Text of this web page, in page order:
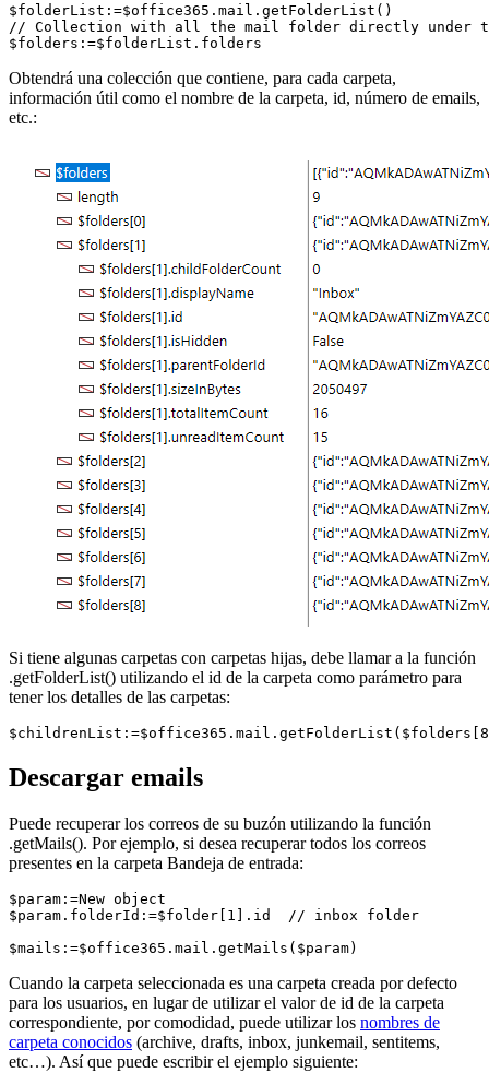
$folderList:=$office365.mail.getFolderList()
// Collection with all the mail folder directly under
$folders:=$folderList.folders
Obtendrá una colección que contiene, para cada carpeta,
información útil como el nombre de la carpeta, id, número de emails,
etc.:
Si tiene algunas carpetas con carpetas hijas, debe llamar a la función
.getFolderList() utilizando el id de la carpeta como parámetro para
tener los detalles de las carpetas:
Descargar emails
Puede recuperar los correos de su buzón utilizando la función
.getMails(). Por ejemplo, si desea recuperar todos los correos
presentes en la carpeta Bandeja de entrada:
$param:=New object
$param.folderId:=$folder[1].id  // inbox folder
$mails:=$office365.mail.getMails($param)
Cuando la carpeta seleccionada es una carpeta creada por defecto
para los usuarios, en lugar de utilizar el valor de id de la carpeta
correspondiente, por comodidad, puede utilizar los nombres de
carpeta conocidos (archive, drafts, inbox, junkemail, sentitems,
etc…). Así que puede escribir el ejemplo siguiente: